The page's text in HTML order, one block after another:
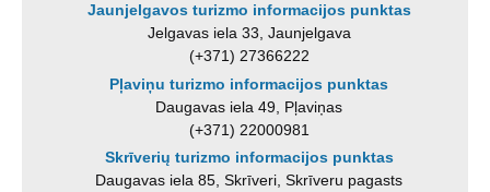
Jaunjelgavos turizmo informacijos punktas
Jelgavas iela 33, Jaunjelgava
(+371) 27366222
Pļaviņu turizmo informacijos punktas
Daugavas iela 49, Pļaviņas
(+371) 22000981
Skrīverių turizmo informacijos punktas
Daugavas iela 85, Skrīveri, Skrīveru pagasts